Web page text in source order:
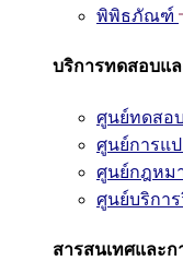
พิพิธภัณฑ์
บริการทดสอบแ
ศูนย์ทดสอ
ศูนย์การแ
ศูนย์กฎหม
ศูนย์บริกา
สารสนเทศและก